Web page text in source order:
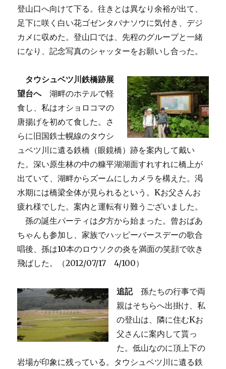
登山口へ向けて下る。往きとは異なり余裕が出て、
足下に咲く白い花ゴゼンタバナソウに気付き、デジ
カメに収めた。登山口では、先程のグループと一緒
になり、記念写真のシャッターをお願いし合った。
タウシュベツ川鉄橋跡展
望台へ湖畔のホテルで軽
食し、私はオショロコマの
唐揚げを初めて食した。さ
らに旧国鉄士幌線のタウシ
ュベツ川に遺る鉄橋（眼鏡橋）跡を案内して戴い
た。深い原生林の中の糠平湖湖面すれすれに橋上が
出ていて、湖畔からズームにしカメラを構えた。渇
水期には橋梁全体が見られるという。Kお父さんお
疲れ様でした。案内と運転有り難うございました。
孫の誕生パーティは夕方から始まった。曾おばあ
ちゃんも参加し、家族でハッピーバースデーの歌合
唱後、孫は10本のロウソクの炎を満面の笑顔で吹き
飛ばした。（2012/07/17 4/100）
追記孫たちの行事で両
親はそちらへ出掛け、私
の登山は、隣に住むKお
父さんに案内して貰っ
た。低山なのに頂上下の
岩場が印象に残っている。タウシュベツ川に遺る鉄